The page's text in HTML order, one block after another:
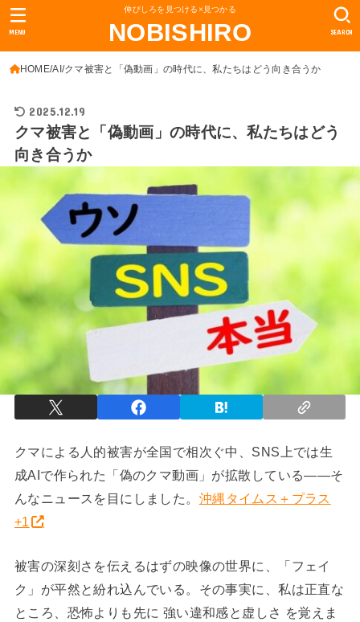
伸びしろを見つける×見つかる
NOBISHIRO SEARCH
MENU
HOME AI クマ被害と「偽動画」の時代に、私たちはどう向き合うか
2025.12.19
クマ被害と「偽動画」の時代に、私たちはどう
向き合うか
クマによる人的被害が全国で相次ぐ中、SNS上では生
成AIで作られた「偽のクマ動画」が拡散している――そ
んなニュースを目にしました。 沖縄タイムス＋プラス
+1
被害の深刻さを伝えるはずの映像の世界に、「フェイ
ク」が平然と紛れ込んでいる。その事実に、私は正直な
ところ、恐怖よりも先に 強い違和感と虚しさ を覚えま